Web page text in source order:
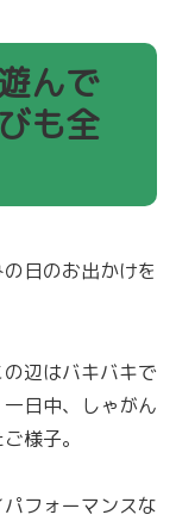
んで
も全
日のお出かけを
辺はバキバキで
日中、しゃがん
様子。
フォーマンスな